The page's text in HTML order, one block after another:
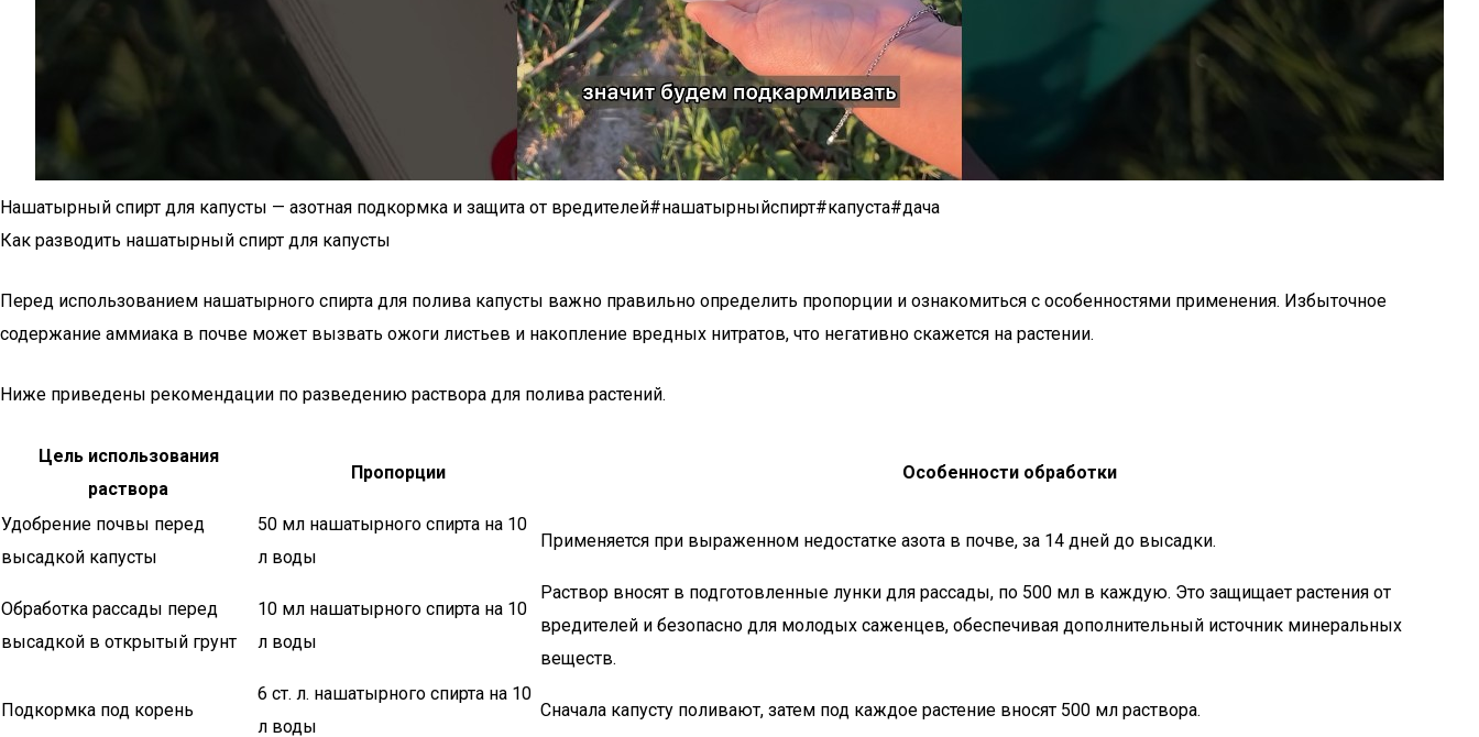
Нашатырный спирт для капусты — азотная подкормка и защита от вредителей#нашатырныйспирт#капуста#дача
Как разводить нашатырный спирт для капусты
Перед использованием нашатырного спирта для полива капусты важно правильно определить пропорции и ознакомиться с особенностями применения. Избыточное
содержание аммиака в почве может вызвать ожоги листьев и накопление вредных нитратов, что негативно скажется на растении.
Ниже приведены рекомендации по разведению раствора для полива растений.
Цель использования
раствора
Пропорции Особенности обработки
Удобрение почвы перед
высадкой капусты
50 мл нашатырного спирта на 10
л воды
Применяется при выраженном недостатке азота в почве, за 14 дней до высадки.
Обработка рассады перед
высадкой в открытый грунт
10 мл нашатырного спирта на 10
л воды
Раствор вносят в подготовленные лунки для рассады, по 500 мл в каждую. Это защищает растения от
вредителей и безопасно для молодых саженцев, обеспечивая дополнительный источник минеральных
веществ.
Подкормка под корень
6 ст. л. нашатырного спирта на 10
л воды
Сначала капусту поливают, затем под каждое растение вносят 500 мл раствора.